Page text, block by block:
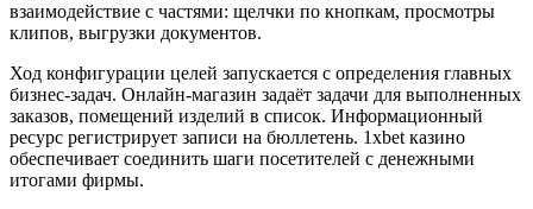
взаимодействие с частями: щелчки по кнопкам, просмотры
клипов, выгрузки документов.
Ход конфигурации целей запускается с определения главных
бизнес-задач. Онлайн-магазин задаёт задачи для выполненных
заказов, помещений изделий в список. Информационный
ресурс регистрирует записи на бюллетень. 1xbet казино
обеспечивает соединить шаги посетителей с денежными
итогами фирмы.